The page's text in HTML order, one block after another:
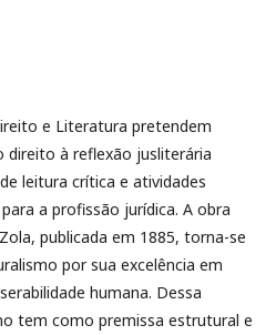
e Literatura pretendem
à reflexão jusliterária
leitura crítica e atividades
a profissão jurídica. A obra
publicada em 1885, torna-se
por sua excelência em
humana. Dessa
tem como premissa estrutural e